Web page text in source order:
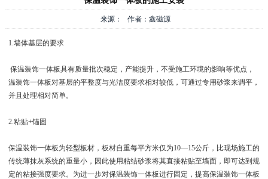
来源： 作者：鑫磁源
1.墙体基层的要求
保温装饰一体板具有质量批次稳定，产能提升，不受施工环境的影响等优点，
温装饰一体板对基层的平整度与光洁度要求相对较低，可通过专用砂浆来调平，
并且处理相对简单。
2.粘贴+锚固
保温装饰一体板为轻型板材，板材自重每平方米仅为10—15公斤，比现场施工的
传统薄抹灰系统的重量小，因此使用粘结砂浆将其直接粘贴至墙面，即可达到规
定的粘接强度要求。为进一步对保温装饰一体板进行固定，提高保温装饰一体板